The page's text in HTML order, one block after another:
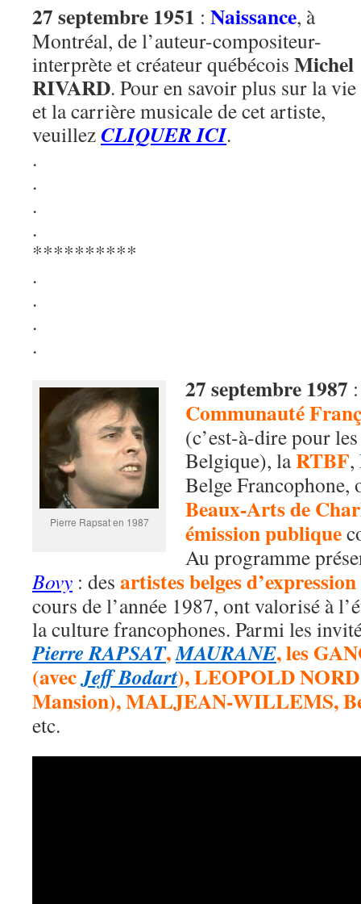
27 septembre 1951 : Naissance, à
Montréal, de l’auteur-compositeur-
interprète et créateur québécois Michel
RIVARD. Pour en savoir plus sur la vie
et la carrière musicale de cet artiste,
veuillezCLIQUER ICI.
.
.
.
.
**********
.
.
.
.
Pierre Rapsat en 1987
27 septembre 1987
Communauté
(c’est-à-dire pour
Belgique), laRTBF,
Belge Francophone,
Beaux-Arts de
émission publique
Au programme
Bovy : des artistes belges
cours de l’année 1987, ont valorisé à
la culture francophones. Parmi les
Pierre RAPSAT,MAURANE, les
(avecJeff Bodart), LEOPOLD NORD
Mansion), MALJEAN-WILLEMS,
etc.